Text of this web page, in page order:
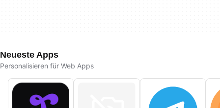
Neueste Apps
Personalisieren für Web Apps